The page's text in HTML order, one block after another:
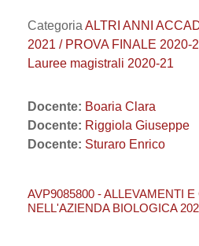
Categoria ALTRI ANNI
2021 / PROVA FINALE 2020-
Lauree magistrali 2020-21
Docente: Boaria Clara
Docente: Riggiola Giuseppe
Docente: Sturaro Enrico
AVP9085800 - ALLEVAMENTI
NELL'AZIENDA BIOLOGICA